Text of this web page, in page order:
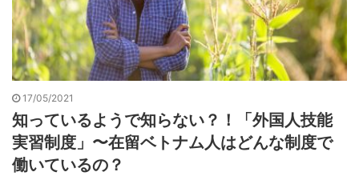
17/05/2021
知っているようで知らない？！「外国人技能
実習制度」〜在留ベトナム人はどんな制度で
働いているの？